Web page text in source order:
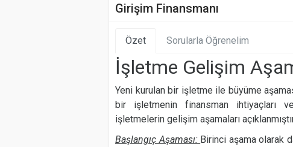
Girişim Finansmanı
Özet Sorularla Öğrenelim
İşletme Gelişim
Yeni kurulan bir işletme ile büyüme
bir işletmenin finansman ihtiyaçları
işletmelerin gelişim aşamaları
Başlangıç Aşaması: Birinci aşama olarak